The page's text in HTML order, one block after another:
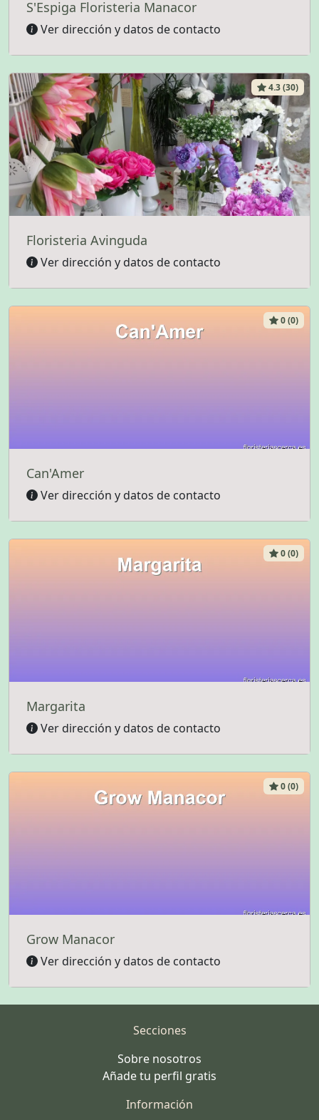
S'Espiga Floristeria Manacor
Ver dirección y datos de contacto
4.3 (30)
Floristeria Avinguda
Ver dirección y datos de contacto
0 (0)
Can'Amer
Ver dirección y datos de contacto
0 (0)
Margarita
Ver dirección y datos de contacto
0 (0)
Grow Manacor
Ver dirección y datos de contacto
Secciones
Sobre nosotros
Añade tu perfil gratis
Información